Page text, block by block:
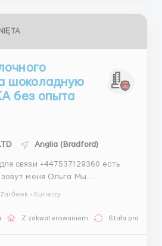
шоколадную
без опыта
Anglia (Bradford)
связи +447537129360 есть
меня Ольга Мы
водителя погрузчика.
плата. Жильё
- Kurierzy
Z zakwaterowaniem Stała praca